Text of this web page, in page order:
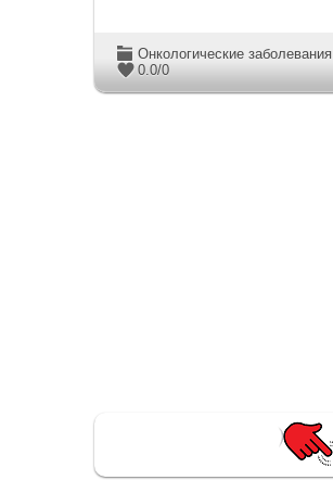
Онкологические заболевания
0.0/0